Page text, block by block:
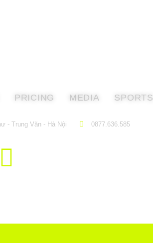
PRICING MEDIA SPORTS
- Trung Văn - Hà Nội 0877.636.585